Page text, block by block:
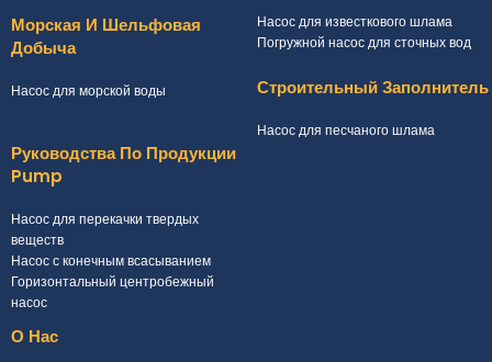
Морская И Шельфовая
Добыча
Насос для морской воды
Насос для известкового шлама
Погружной насос для сточных вод
Строительный Заполнитель
Насос для песчаного шлама
Руководства По Продукции
Pump
Насос для перекачки твердых
веществ
Насос с конечным всасыванием
Горизонтальный центробежный
насос
О Нас